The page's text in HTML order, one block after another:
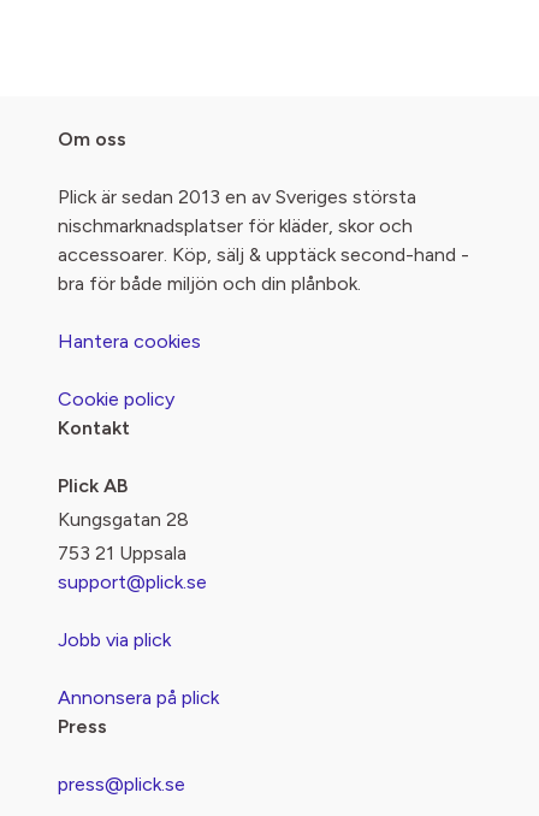
Om oss
Plick är sedan 2013 en av Sveriges största
nischmarknadsplatser för kläder, skor och
accessoarer. Köp, sälj & upptäck second-hand -
bra för både miljön och din plånbok.
Hantera cookies
Cookie policy
Kontakt
Plick AB
Kungsgatan 28
753 21 Uppsala
support@plick.se
Jobb via plick
Annonsera på plick
Press
press@plick.se